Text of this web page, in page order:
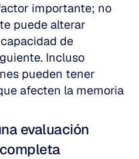
importante; no
puede alterar
de
Incluso
pueden tener
afecten la memoria
evaluación